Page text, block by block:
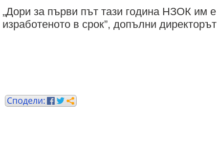
„Дори за първи път тази година НЗОК им е
изработеното в срок”, допълни